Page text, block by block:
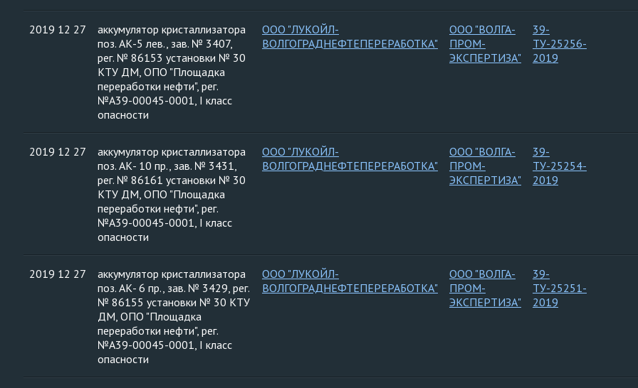
2019 12 27
аккумулятор кристаллизатора
поз. АК-5 лев., зав. № 3407,
рег. № 86153 установки № 30
КТУ ДМ, ОПО "Площадка
переработки нефти", рег.
№А39-00045-0001, I класс
опасности
ООО "ЛУКОЙЛ-
ВОЛГОГРАДНЕФТЕПЕРЕРАБОТКА"
ООО "ВОЛГА-
ПРОМ-
ЭКСПЕРТИЗА"
39-
ТУ-25256-
2019
2019 12 27
аккумулятор кристаллизатора
поз. АК- 10 пр., зав. № 3431,
рег. № 86161 установки № 30
КТУ ДМ, ОПО "Площадка
переработки нефти", рег.
№А39-00045-0001, I класс
опасности
ООО "ЛУКОЙЛ-
ВОЛГОГРАДНЕФТЕПЕРЕРАБОТКА"
ООО "ВОЛГА-
ПРОМ-
ЭКСПЕРТИЗА"
39-
ТУ-25254-
2019
2019 12 27
аккумулятор кристаллизатора
поз. АК- 6 пр., зав. № 3429, рег.
№ 86155 установки № 30 КТУ
ДМ, ОПО "Площадка
переработки нефти", рег.
№А39-00045-0001, I класс
опасности
ООО "ЛУКОЙЛ-
ВОЛГОГРАДНЕФТЕПЕРЕРАБОТКА"
ООО "ВОЛГА-
ПРОМ-
ЭКСПЕРТИЗА"
39-
ТУ-25251-
2019